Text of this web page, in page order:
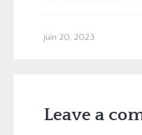
juin 20, 2023
Leave a